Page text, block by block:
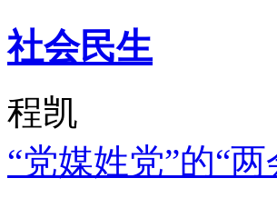
社会民生
程凯
“党媒姓党”的“两